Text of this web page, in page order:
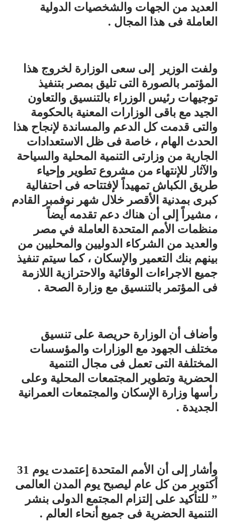
العديد من الجهات والشخصيات الدولية
العاملة فى هذا المجال .
ولفت الوزير إلى سعى الوزارة لخروج هذا
المؤتمر بالصورة التى تليق بمصر بتنفيذ
توجيهات رئيس الوزراء بالتنسيق والتعاون
الجيد مع باقى الوزارات المعنية بالحكومة
والتى قدمت كل الدعم والمساندة لإنجاح هذا
الحدث الهام ، خاصة فى ظل الاستعدادات
الجارية من وزارتى التنمية المحلية والسياحة
والآثار للإنتهاء من مشروع تطوير وإحياء
طريق الكباش تمهيداً لإفتتاحه فى احتفالية
كبرى بمدنية الأقصر خلال شهر نوفمبر القادم
، مشيراً إلى أن هناك دعم تقدمه أيضاً
منظمات الأمم المتحدة العاملة في مصر
والعديد من الشركاء الدوليين والمحليين من
بينهم بنك التعمير والإسكان ، كما سيتم تنفيذ
جميع الاجراءات الوقائية والاحترازية اللازمة
فى المؤتمر بالتنسيق مع وزارة الصحة .
وأضاف أن الوزارة حريصة على تنسيق
مختلف الجهود مع الوزارات والمؤسسات
المختلفة التى تعمل فى مجال التنمية
الحضرية وتطوير المجتمعات المحلية وعلى
رأسها وزارة الإسكان والمجتمعات العمرانية
الجديدة .
وأشار إلى أن الأمم المتحدة إعتمدت يوم 31
أكتوبر من كل عام ليصبح يوم المدن العالمى
” للتأكيد على إلتزام المجتمع الدولى بنشر
التنمية الحضرية فى جميع أنحاء العالم .